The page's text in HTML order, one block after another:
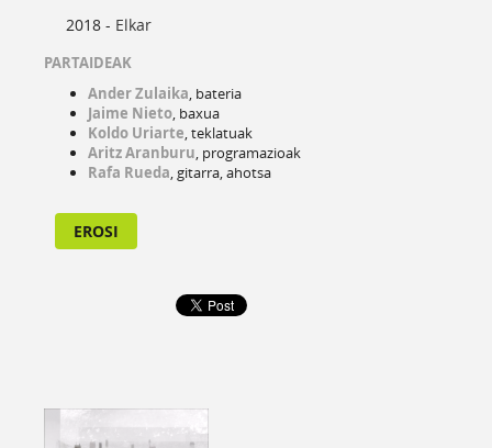
2018 - Elkar
PARTAIDEAK
Ander Zulaika, bateria
Jaime Nieto, baxua
Koldo Uriarte, teklatuak
Aritz Aranburu, programazioak
Rafa Rueda, gitarra, ahotsa
EROSI